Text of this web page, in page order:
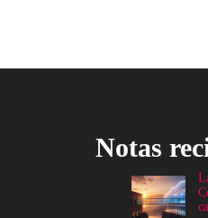
Notas